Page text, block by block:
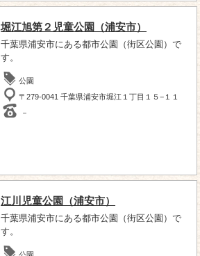
堀江旭第２児童公園（浦安市）
千葉県浦安市にある都市公園（街区公園）で
す。
公園
〒279-0041 千葉県浦安市堀江１丁目１５−１１
－
江川児童公園（浦安市）
千葉県浦安市にある都市公園（街区公園）で
す。
公園